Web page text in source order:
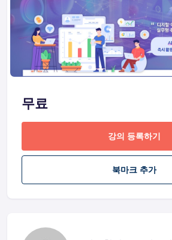
무료
강의 등록하기
북마크 추가